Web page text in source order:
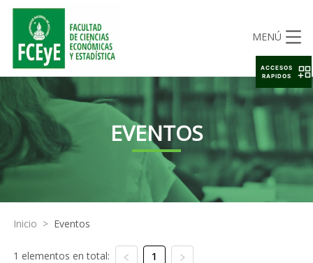
MENÚ
EVENTOS
Inicio > Eventos
1 elementos en total: 1
ACCESOS
RAPIDOS